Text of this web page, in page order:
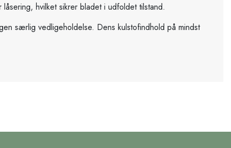
hvilket sikrer bladet i udfoldet tilstand.
særlig vedligeholdelse. Dens kulstofindhold på mindst